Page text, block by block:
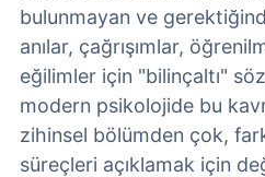
bulunmayan ve
anılar, çağrışımlar,
eğilimler için "bilinçaltı"
modern psikolojide bu
zihinsel bölümden çok,
süreçleri açıklamak için